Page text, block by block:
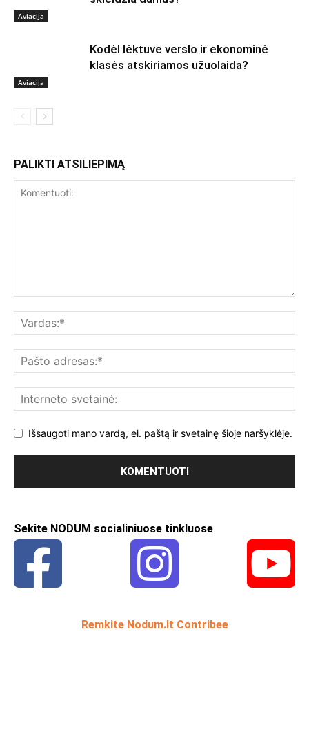
Aviacija
Aviacija
Kodėl lėktuve verslo ir ekonominė
klasės atskiriamos užuolaida?
PALIKTI ATSILIEPIMĄ
Išsaugoti mano vardą, el. paštą ir svetainę šioje naršyklėje.
Sekite NODUM socialiniuose tinkluose
Remkite Nodum.lt Contribee